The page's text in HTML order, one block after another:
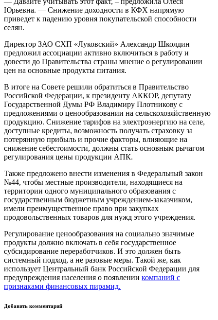
Юрьевна. — Снижение доходности в КФХ напрямую
приведет к падению уровня покупательской способности
селян.
Директор ЗАО СХП «Луковский» Александр Школдин
предложил ассоциации активно включиться в работу и
довести до Правительства страны мнение о регулировании
цен на основные продукты питания.
В итоге на Совете решили обратиться в Правительство
Российской Федерации, к президенту АККОР, депутату
Государственной Думы РФ Владимиру Плотникову с
предложениями о ценообразовании на сельскохозяйственную
продукцию. Снижение тарифов на электроэнергию на селе,
доступные кредиты, возможность получать страховку за
потерянную прибыль и прочие факторы, влияющие на
снижение себестоимости, должны стать основным рычагом
регулирования цены продукции АПК.
Также предложено внести изменения в Федеральный закон
№44, чтобы местные производители, находящиеся на
территории одного муниципального образования с
государственным бюджетным учреждением-заказчиком,
имели преимущественное право при закупках
продовольственных товаров для нужд этого учреждения.
Регулирование ценообразования на социально значимые
продукты должно включать в себя государственное
субсидирование переработчиков. И это должен быть
системный подход, а не разовые меры. Такой же, как
использует Центральный банк Российской Федерации для
предупреждения населения о появлении компаний с
признаками финансовых пирамид.
Добавить комментарий